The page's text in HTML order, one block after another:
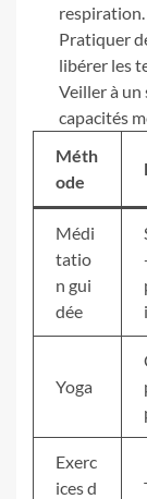
respiration.
Pratiquer
libérer les
Veiller à
capacités
Méth
ode
Médi
tatio
n gui
dée
Yoga
Exerc
ices d